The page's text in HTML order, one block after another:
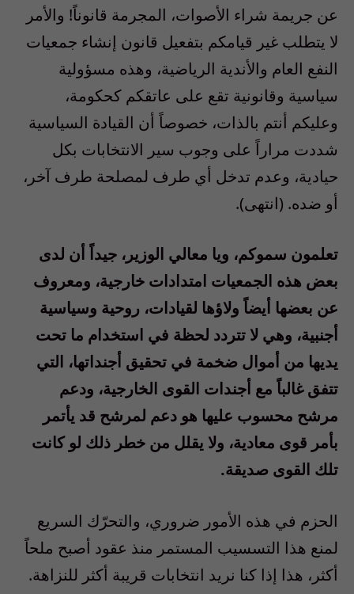
عن جريمة شراء الأصوات، المجرمة قانوناً! والأمر
لا يتطلب غير قيامكم بتفعيل قانون إنشاء جمعيات
النفع العام والأندية الرياضية، وهذه مسؤولية
سياسية وقانونية تقع على عاتقكم كحكومة،
وعليكم أنتم بالذات، خصوصاً أن القيادة السياسية
شددت مراراً على وجوب سير الانتخابات بكل
حيادية، وعدم تدخل أي طرف لمصلحة طرف آخر،
أو ضده. (انتهى).
تعلمون سموكم، ويا معالي الوزير، جيداً أن لدى
بعض هذه الجمعيات امتدادات خارجية، ومعروف
عن بعضها أيضاً ولاؤها لقيادات، روحية وسياسية
أجنبية، وهي لا تتردد لحظة في استخدام ما تحت
يديها من أموال ضخمة في تحقيق أجنداتها، التي
تتفق غالباً مع أجندات القوى الخارجية، ودعم
مرشح محسوب عليها هو دعم لمرشح قد يأتمر
بأمر قوى معادية، ولا يقلل من خطر ذلك لو كانت
تلك القوى صديقة.
الحزم في هذه الأمور ضروري، والتحرّك السريع
لمنع هذا التسسيب المستمر منذ عقود أصبح ملحاً
أكثر، هذا إذا كنا نريد انتخابات قريبة أكثر للنزاهة.